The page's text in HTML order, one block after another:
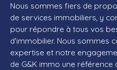
Nous sommes fiers de
de services immobiliers, y
pour répondre à tous vos
d'immobilier. Nous sommes
expertise et notre
de G&K immo une référence